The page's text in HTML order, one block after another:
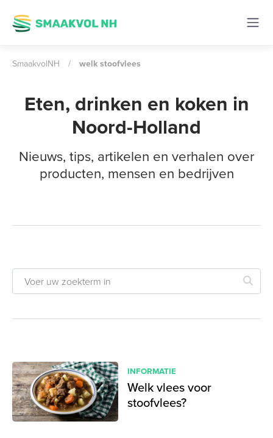
SmaakvolNH / welk stoofvlees
Eten, drinken en koken in
Noord-Holland
Nieuws, tips, artikelen en verhalen over
producten, mensen en bedrijven
INFORMATIE
Welk vlees voor
stoofvlees?